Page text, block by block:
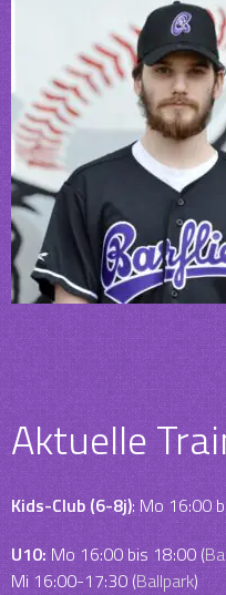
Post
navigation
Aktuelle
Kids-Club (6-8j): Mo 16:00
U10: Mo 16:00 bis 18:00 (
Mi 16:00-17:30 (Ballpark)